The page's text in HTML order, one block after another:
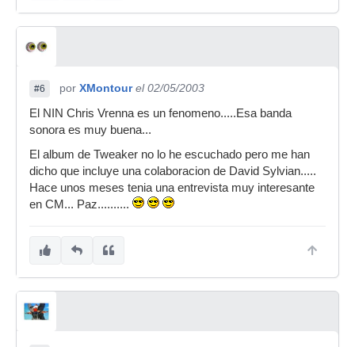
#6 por XMontour el 02/05/2003
El NIN Chris Vrenna es un fenomeno.....Esa banda
sonora es muy buena...
El album de Tweaker no lo he escuchado pero me han
dicho que incluye una colaboracion de David Sylvian.....
Hace unos meses tenia una entrevista muy interesante
en CM... Paz..........